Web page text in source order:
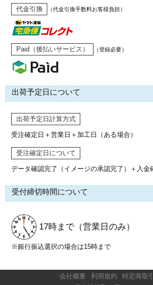
代金引換 （代金引換手数料お客様負担）
Paid（後払いサービス） （登録必要）
出荷予定日について
出荷予定日計算方式
受注確定日＋営業日＋加工日（ある場合）
受注確定日について
データ確認完了（イメージの承認完了） ＋入金
受付締切時間について
17時まで （営業日のみ）
※銀行振込選択の場合は15時まで
会社概要 利用規約
特定商取